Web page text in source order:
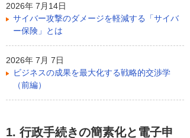
2026年 7月14日
サイバー攻撃のダメージを軽減する「サイバ
ー保険」とは
2026年 7月 7日
ビジネスの成果を最大化する戦略的交渉学
（前編）
1. 行政手続きの簡素化と電子申